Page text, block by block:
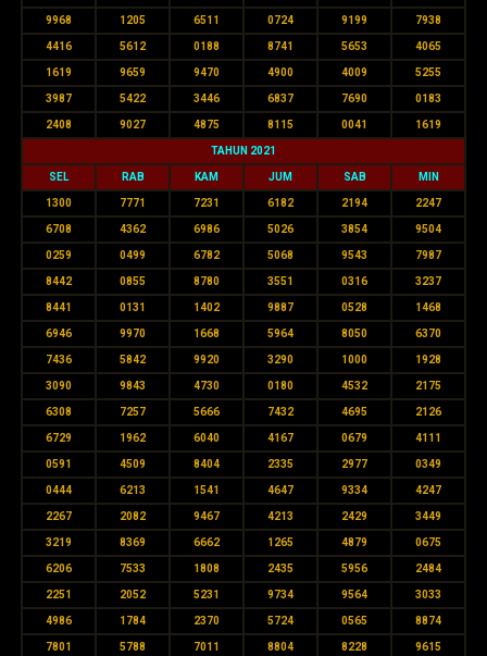
9968 1205 6511 0724 9199 7938
4416 5612 0188 8741 5653 4065
1619 9659 9470 4900 4009 5255
3987 5422 3446 6837 7690 0183
2408 9027 4875 8115 0041 1619
TAHUN 2021
SEL RAB KAM JUM SAB MIN
1300 7771 7231 6182 2194 2247
6708 4362 6986 5026 3854 9504
0259 0499 6782 5068 9543 7987
8442 0855 8780 3551 0316 3237
8441 0131 1402 9887 0528 1468
6946 9970 1668 5964 8050 6370
7436 5842 9920 3290 1000 1928
3090 9843 4730 0180 4532 2175
6308 7257 5666 7432 4695 2126
6729 1962 6040 4167 0679 4111
0591 4509 8404 2335 2977 0349
0444 6213 1541 4647 9334 4247
2267 2082 9467 4213 2429 3449
3219 8369 6662 1265 4879 0675
6206 7533 1808 2435 5956 2484
2251 2052 5231 9734 9564 3033
4986 1784 2370 5724 0565 8874
7801 5788 7011 8804 8228 9615